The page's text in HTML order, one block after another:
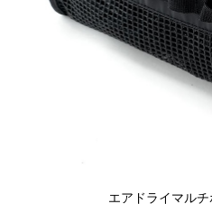
エアドライマル